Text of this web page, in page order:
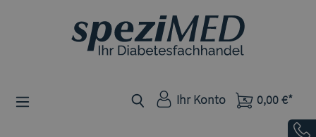
Zum Hauptinhalt springen
Ihr Konto 0,00 €*